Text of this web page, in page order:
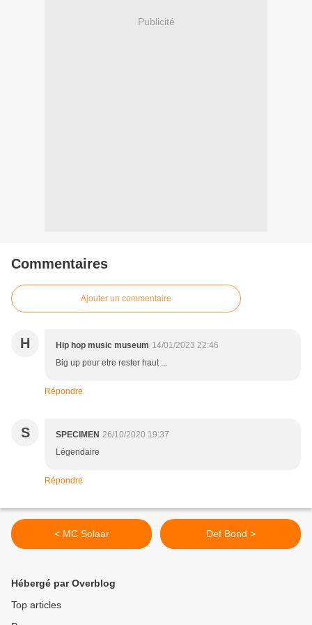
Publicité
Commentaires
Ajouter un commentaire
H Hip hop music museum 14/01/2023 22:46
Big up pour etre rester haut ...
Répondre
S SPECIMEN 26/10/2020 19:37
Légendaire
Répondre
< MC Solaar Def Bond >
Hébergé par Overblog
Top articles